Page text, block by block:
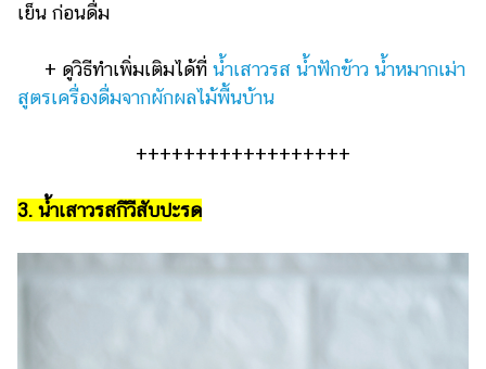
เย็น ก่อนดื่ม
+ ดูวิธีทำเพิ่มเติมได้ที่ น้ำเสาวรส น้ำฟักข้าว น้ำหมากเม่า
สูตรเครื่องดื่มจากผักผลไม้พื้นบ้าน
++++++++++++++++++
3. น้ำเสาวรสกีวีสับปะรด